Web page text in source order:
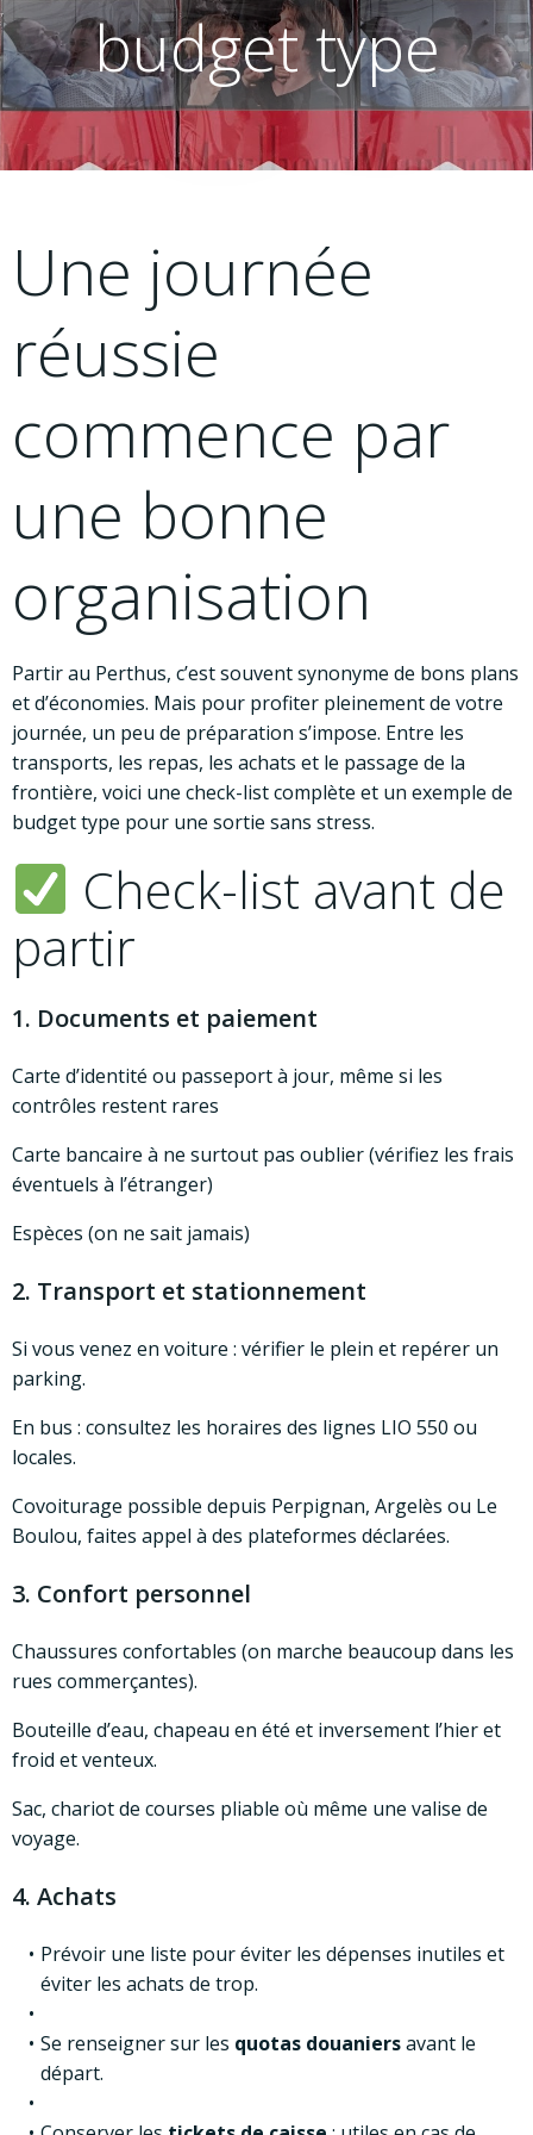
budget type
Une journée
réussie
commence par
une bonne
organisation
Partir au Perthus, c’est souvent synonyme de bons plans
et d’économies. Mais pour profiter pleinement de votre
journée, un peu de préparation s’impose. Entre les
transports, les repas, les achats et le passage de la
frontière, voici une check-list complète et un exemple de
budget type pour une sortie sans stress.
Check-list avant de
partir
1. Documents et paiement
Carte d’identité ou passeport à jour, même si les
contrôles restent rares
Carte bancaire à ne surtout pas oublier (vérifiez les frais
éventuels à l’étranger)
Espèces (on ne sait jamais)
2. Transport et stationnement
Si vous venez en voiture : vérifier le plein et repérer un
parking.
En bus : consultez les horaires des lignes LIO 550 ou
locales.
Covoiturage possible depuis Perpignan, Argelès ou Le
Boulou, faites appel à des plateformes déclarées.
3. Confort personnel
Chaussures confortables (on marche beaucoup dans les
rues commerçantes).
Bouteille d’eau, chapeau en été et inversement l’hier et
froid et venteux.
Sac, chariot de courses pliable où même une valise de
voyage.
4. Achats
Prévoir une liste pour éviter les dépenses inutiles et
éviter les achats de trop.
Se renseigner sur les quotas douaniersavant le
départ.